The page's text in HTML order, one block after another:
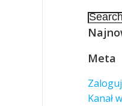
Search
for:
Meta
Kanał